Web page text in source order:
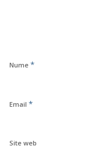
Nume *
Email *
Site web